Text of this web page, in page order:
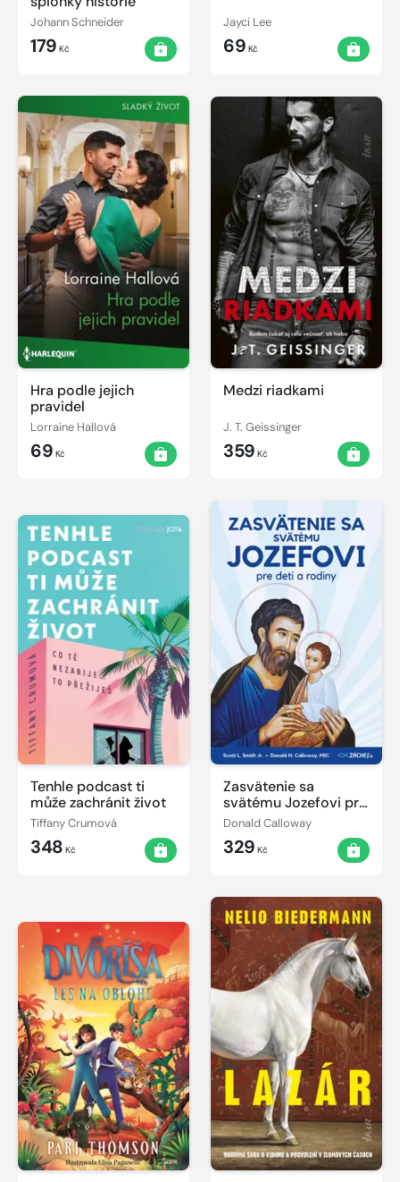
Johann Schneider
179 Kč
Jayci Lee
69 Kč
Hra podle jejich
pravidel
Lorraine Hallová
69 Kč
Medzi riadkami
J. T. Geissinger
359 Kč
Tenhle podcast ti
může zachránit život
Tiffany Crumová
348 Kč
Zasvätenie sa
svätému Jozefovi pre
deti a rodiny
Donald Calloway
329 Kč